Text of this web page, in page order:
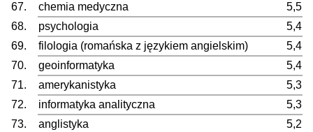
67.
chemia medyczna
5,5
68.
psychologia
5,4
69.
filologia (romańska z językiem angielskim)
5,4
70.
geoinformatyka
5,4
71.
amerykanistyka
5,3
72.
informatyka analityczna
5,3
73.
anglistyka
5,2